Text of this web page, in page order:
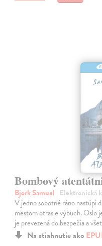
Bombový
Bjork Samuel | Elektronická
V jedno sobotné ráno nastúpi
mestom otrasie výbuch. Oslo
je prevezená do bezpečia a
Na stiahnutie ako